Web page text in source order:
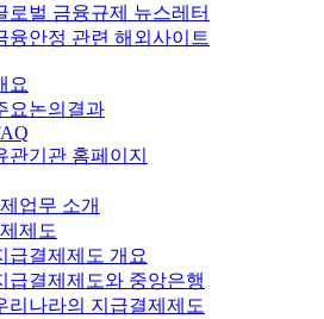
로벌 금융규제 뉴스레터
융안정 관련 해외사이트
요
요논의결과
관기관 홈페이지
업무 소개
제도
급결제제도 개요
급결제제도와 중앙은행
리나라의 지급결제제도